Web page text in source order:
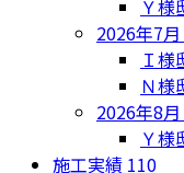
Ｙ様
2026年7月
Ｉ様
Ｎ様
2026年8月
Ｙ様
施工実績 110